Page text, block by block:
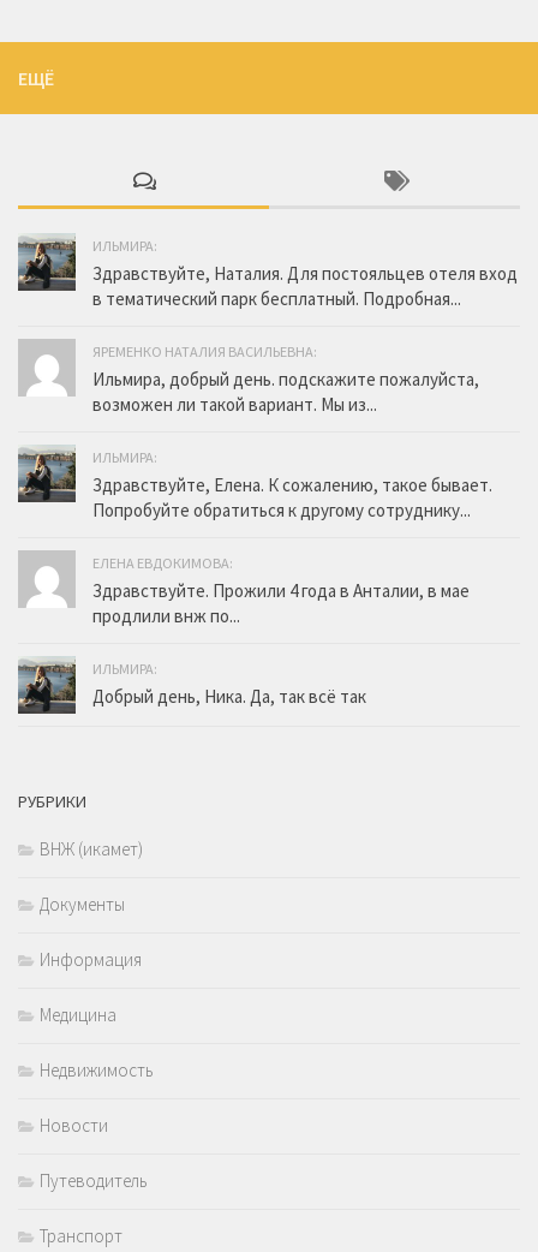
ЕЩЁ
ИЛЬМИРА:
Здравствуйте, Наталия. Для постояльцев отеля вход
в тематический парк бесплатный. Подробная...
ЯРЕМЕНКО НАТАЛИЯ ВАСИЛЬЕВНА:
Ильмира, добрый день. подскажите пожалуйста,
возможен ли такой вариант. Мы из...
ИЛЬМИРА:
Здравствуйте, Елена. К сожалению, такое бывает.
Попробуйте обратиться к другому сотруднику...
ЕЛЕНА ЕВДОКИМОВА:
Здравствуйте. Прожили 4 года в Анталии, в мае
продлили внж по...
ИЛЬМИРА:
Добрый день, Ника. Да, так всё так
РУБРИКИ
ВНЖ (икамет)
Документы
Информация
Медицина
Недвижимость
Новости
Путеводитель
Транспорт